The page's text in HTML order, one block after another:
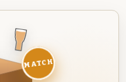
MATCH